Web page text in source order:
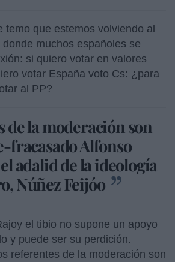
temo que estemos volviendo al
donde muchos españoles se
si quiero votar en valores
votar España voto Cs: ¿para
al PP?
de la moderación son
fracasado Alfonso
adalid de la ideología
Núñez Feijóo
el tibio no supone un apoyo
y puede ser su perdición.
referentes de la moderación son